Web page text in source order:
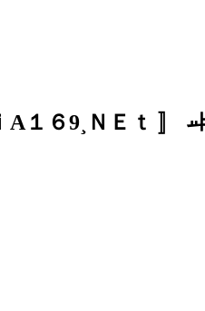
１６9¸ＮＥｔ 〛